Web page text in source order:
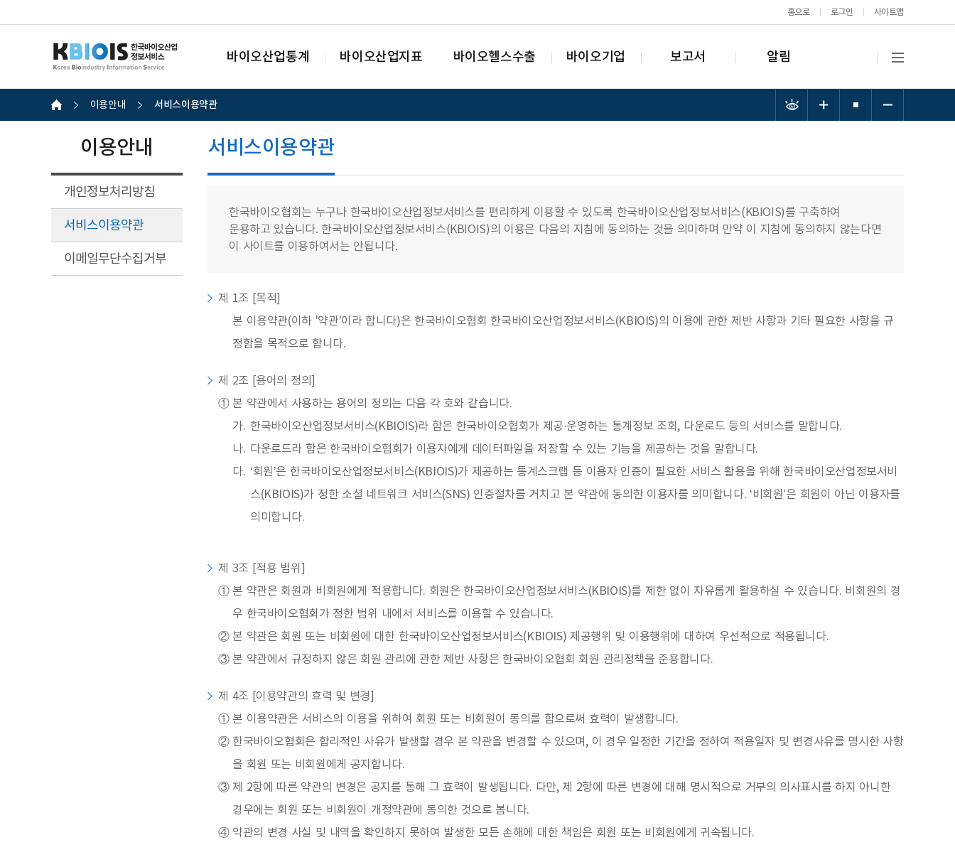
홈으로 로그인 사이트맵
바이오산업통계 바이오산업지표 바이오헬스수출 바이오기업 보고서 알림
이용안내 서비스이용약관
이용안내
개인정보처리방침
서비스이용약관
이메일무단수집거부
서비스이용약관
한국바이오협회는 누구나 한국바이오산업정보서비스를 편리하게 이용할 수 있도록 한국바이오산업정보서비스(KBIOIS)를 구축하여
운용하고 있습니다. 한국바이오산업정보서비스(KBIOIS)의 이용은 다음의 지침에 동의하는 것을 의미하며 만약 이 지침에 동의하지 않는다면
이 사이트를 이용하여서는 안됩니다.
제 1조 [목적]
본 이용약관(이하 '약관'이라 합니다)은 한국바이오협회 한국바이오산업정보서비스(KBIOIS)의 이용에 관한 제반 사항과 기타 필요한 사항을 규
정함을 목적으로 합니다.
제 2조 [용어의 정의]
① 본 약관에서 사용하는 용어의 정의는 다음 각 호와 같습니다.
가. 한국바이오산업정보서비스(KBIOIS)라 함은 한국바이오협회가 제공·운영하는 통계정보 조회, 다운로드 등의 서비스를 말합니다.
나. 다운로드라 함은 한국바이오협회가 이용자에게 데이터파일을 저장할 수 있는 기능을 제공하는 것을 말합니다.
다. ‘회원’은 한국바이오산업정보서비스(KBIOIS)가 제공하는 통계스크랩 등 이용자 인증이 필요한 서비스 활용을 위해 한국바이오산업정보서비
스(KBIOIS)가 정한 소셜 네트워크 서비스(SNS) 인증절차를 거치고 본 약관에 동의한 이용자를 의미합니다. ‘비회원’은 회원이 아닌 이용자를
의미합니다.
제 3조 [적용 범위]
① 본 약관은 회원과 비회원에게 적용합니다. 회원은 한국바이오산업정보서비스(KBIOIS)를 제한 없이 자유롭게 활용하실 수 있습니다. 비회원의 경
우 한국바이오협회가 정한 범위 내에서 서비스를 이용할 수 있습니다.
② 본 약관은 회원 또는 비회원에 대한 한국바이오산업정보서비스(KBIOIS) 제공행위 및 이용행위에 대하여 우선적으로 적용됩니다.
③ 본 약관에서 규정하지 않은 회원 관리에 관한 제반 사항은 한국바이오협회 회원 관리정책을 준용합니다.
제 4조 [이용약관의 효력 및 변경]
① 본 이용약관은 서비스의 이용을 위하여 회원 또는 비회원이 동의를 함으로써 효력이 발생합니다.
② 한국바이오협회은 합리적인 사유가 발생할 경우 본 약관을 변경할 수 있으며, 이 경우 일정한 기간을 정하여 적용일자 및 변경사유를 명시한 사항
을 회원 또는 비회원에게 공지합니다.
③ 제 2항에 따른 약관의 변경은 공지를 통해 그 효력이 발생됩니다. 다만, 제 2항에 따른 변경에 대해 명시적으로 거부의 의사표시를 하지 아니한
경우에는 회원 또는 비회원이 개정약관에 동의한 것으로 봅니다.
④ 약관의 변경 사실 및 내역을 확인하지 못하여 발생한 모든 손해에 대한 책임은 회원 또는 비회원에게 귀속됩니다.